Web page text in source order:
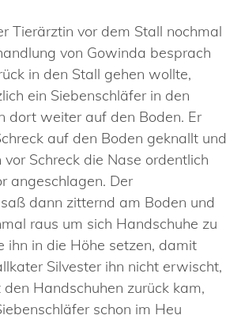
Tierärztin vor dem Stall nochmal
von Gowinda besprach
in den Stall gehen wollte,
ein Siebenschläfer in den
dort weiter auf den Boden. Er
auf den Boden geknallt und
Schreck die Nase ordentlich
angeschlagen. Der
dann zitternd am Boden und
raus um sich Handschuhe zu
ihn in die Höhe setzen, damit
Silvester ihn nicht erwischt,
Handschuhen zurück kam,
schon im Heu